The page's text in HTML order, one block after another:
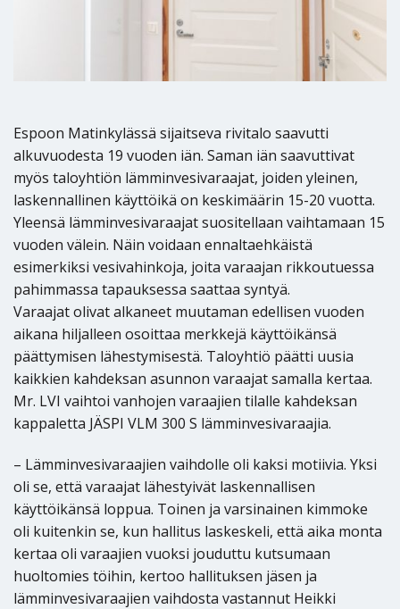
Espoon Matinkylässä sijaitseva rivitalo saavutti
alkuvuodesta 19 vuoden iän. Saman iän saavuttivat
myös taloyhtiön lämminvesivaraajat, joiden yleinen,
laskennallinen käyttöikä on keskimäärin 15-20 vuotta.
Yleensä lämminvesivaraajat suositellaan vaihtamaan 15
vuoden välein. Näin voidaan ennaltaehkäistä
esimerkiksi vesivahinkoja, joita varaajan rikkoutuessa
pahimmassa tapauksessa saattaa syntyä.
Varaajat olivat alkaneet muutaman edellisen vuoden
aikana hiljalleen osoittaa merkkejä käyttöikänsä
päättymisen lähestymisestä. Taloyhtiö päätti uusia
kaikkien kahdeksan asunnon varaajat samalla kertaa.
Mr. LVI vaihtoi vanhojen varaajien tilalle kahdeksan
kappaletta JÄSPI VLM 300 S lämminvesivaraajia.
– Lämminvesivaraajien vaihdolle oli kaksi motiivia. Yksi
oli se, että varaajat lähestyivät laskennallisen
käyttöikänsä loppua. Toinen ja varsinainen kimmoke
oli kuitenkin se, kun hallitus laskeskeli, että aika monta
kertaa oli varaajien vuoksi jouduttu kutsumaan
huoltomies töihin, kertoo hallituksen jäsen ja
lämminvesivaraajien vaihdosta vastannut Heikki